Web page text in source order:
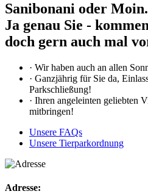
Sanibonani oder
Ja genau Sie -
doch gern auch mal
· Wir haben auch an allen
· Ganzjährig für Sie da,
Parkschließung!
· Ihren angeleinten geliebten
mitbringen!
Unsere FAQs
Unsere Tierparkordnung
Adresse: